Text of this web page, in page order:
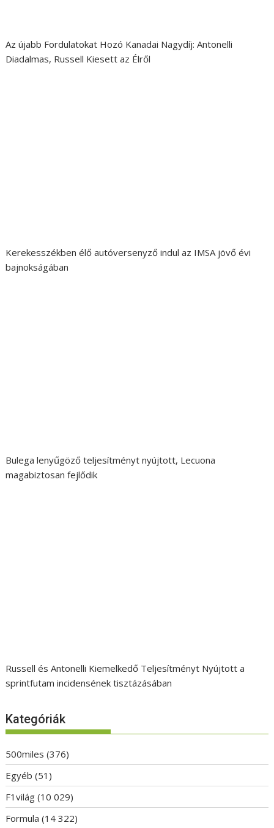
Az újabb Fordulatokat Hozó Kanadai Nagydíj: Antonelli
Diadalmas, Russell Kiesett az Élről
Kerekesszékben élő autóversenyző indul az IMSA jövő évi
bajnokságában
Bulega lenyűgöző teljesítményt nyújtott, Lecuona
magabiztosan fejlődik
Russell és Antonelli Kiemelkedő Teljesítményt Nyújtott a
sprintfutam incidensének tisztázásában
Kategóriák
500miles (376)
Egyéb (51)
F1világ (10 029)
Formula (14 322)